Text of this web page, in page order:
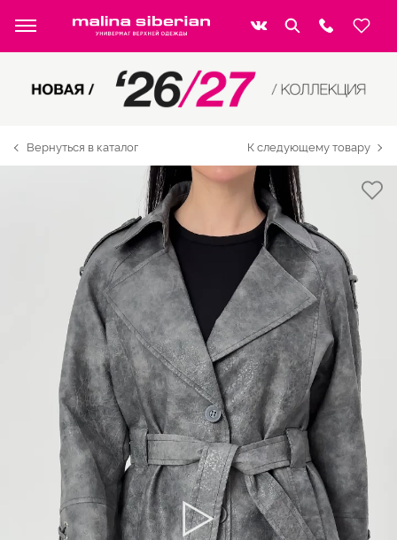
Вернуться в каталог К следующему товару